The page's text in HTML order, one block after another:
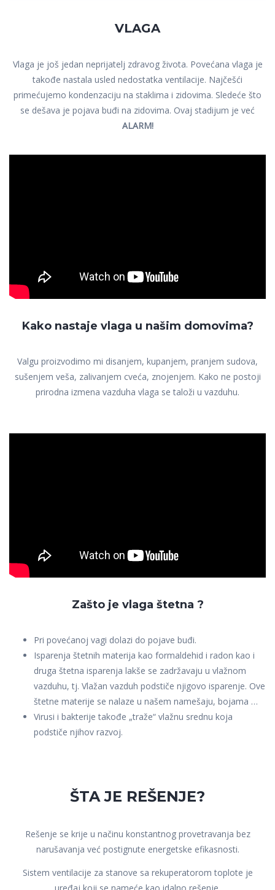
VLAGA
Vlaga je još jedan neprijatelj zdravog života. Povećana vlaga je
takođe nastala usled nedostatka ventilacije. Najčešći
primećujemo kondenzaciju na staklima i zidovima. Sledeće što
se dešava je pojava buđi na zidovima. Ovaj stadijum je već
ALARM!
Kako nastaje vlaga u našim domovima?
Valgu proizvodimo mi disanjem, kupanjem, pranjem sudova,
sušenjem veša, zalivanjem cveća, znojenjem. Kako ne postoji
prirodna izmena vazduha vlaga se taloži u vazduhu.
Zašto je vlaga štetna ?
Pri povećanoj vagi dolazi do pojave buđi.
Isparenja štetnih materija kao formaldehid i radon kao i
druga štetna isparenja lakše se zadržavaju u vlažnom
vazduhu, tj. Vlažan vazduh podstiče njigovo isparenje. Ove
štetne materije se nalaze u našem namešaju, bojama …
Virusi i bakterije takođe „traže“ vlažnu srednu koja
podstiče njihov razvoj.
ŠTA JE REŠENJE?
Rešenje se krije u načinu konstantnog provetravanja bez
narušavanja već postignute energetske efikasnosti.
Sistem ventilacije za stanove sa rekuperatorom toplote je
uređaj koji se nameće kao idalno rešenje.